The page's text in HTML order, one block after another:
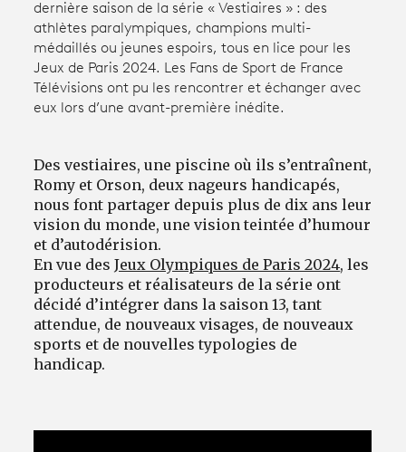
Avantages fidélité
Programme tv
dernière saison de la série « Vestiaires » : des
athlètes paralympiques, champions multi-
médaillés ou jeunes espoirs, tous en lice pour les
Jeux de Paris 2024. Les Fans de Sport de France
Télévisions ont pu les rencontrer et échanger avec
eux lors d’une avant-première inédite.
Des vestiaires, une piscine où ils s’entraînent,
Romy et Orson, deux nageurs handicapés,
nous font partager depuis plus de dix ans leur
vision du monde, une vision teintée d’humour
et d’autodérision.
En vue desJeux Olympiques de Paris 2024, les
producteurs et réalisateurs de la série ont
décidé d’intégrer dans la saison 13, tant
attendue, de nouveaux visages, de nouveaux
sports et de nouvelles typologies de
handicap.